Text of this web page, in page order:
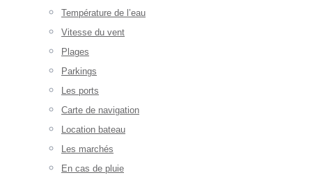
Température de l’eau
Vitesse du vent
Plages
Parkings
Les ports
Carte de navigation
Location bateau
Les marchés
En cas de pluie